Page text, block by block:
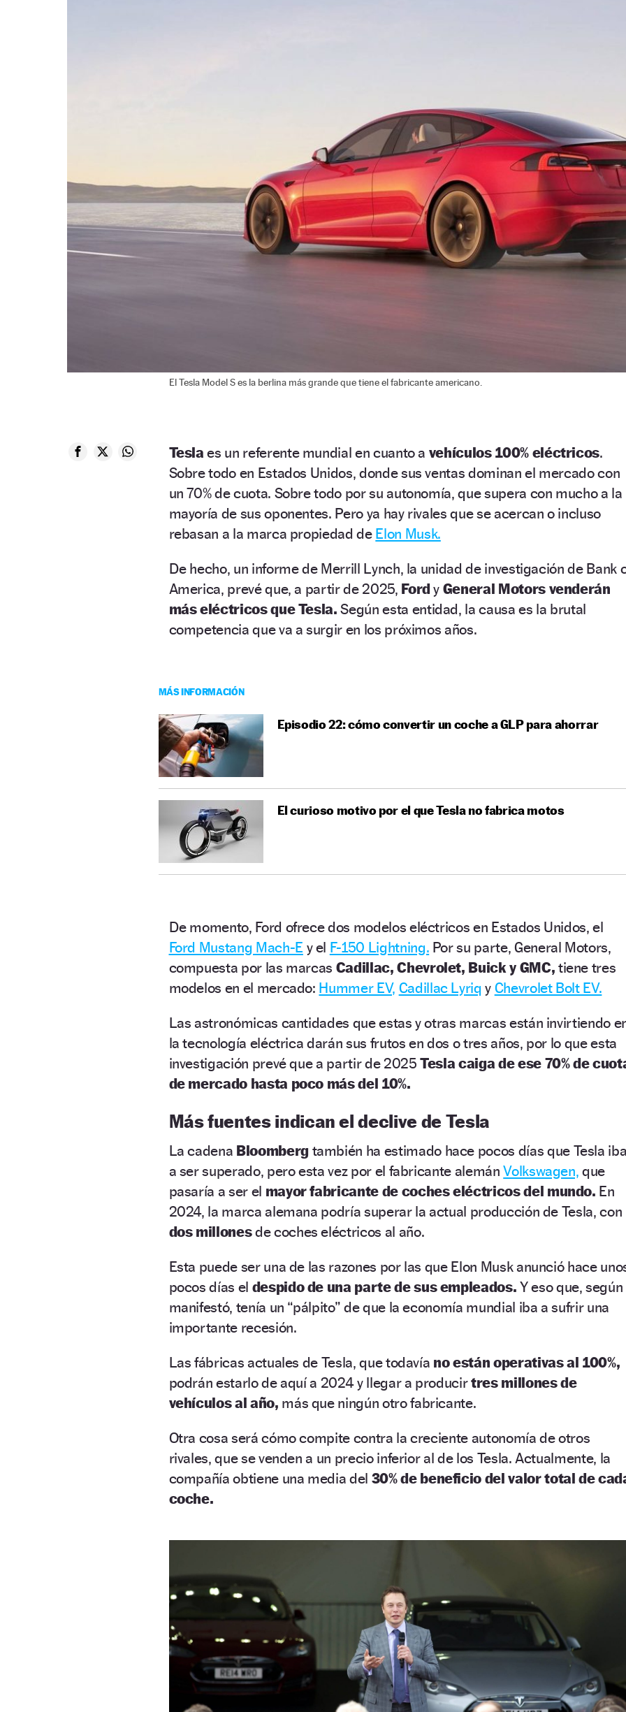
El Tesla Model S es la berlina más grande que tiene el fabricante americano.
Tesla es un referente mundial en cuanto a vehículos 100% eléctricos.
Sobre todo en Estados Unidos, donde sus ventas dominan el mercado con
un 70% de cuota. Sobre todo por su autonomía, que supera con mucho a la
mayoría de sus oponentes. Pero ya hay rivales que se acercan o incluso
rebasan a la marca propiedad de Elon Musk.
De hecho, un informe de Merrill Lynch, la unidad de investigación de Bank
America, prevé que, a partir de 2025, Fordy General Motors venderán
más eléctricos que Tesla.Según esta entidad, la causa es la brutal
competencia que va a surgir en los próximos años.
MÁS INFORMACIÓN
Episodio 22: cómo convertir un coche a GLP para ahorrar
El curioso motivo por el que Tesla no fabrica motos
De momento, Ford ofrece dos modelos eléctricos en Estados Unidos, el
Ford Mustang Mach-E y el F-150 Lightning. Por su parte, General Motors,
compuesta por las marcas Cadillac, Chevrolet, Buick y GMC, tiene tres
modelos en el mercado: Hummer EV, Cadillac Lyriq y Chevrolet Bolt EV.
Las astronómicas cantidades que estas y otras marcas están invirtiendo
la tecnología eléctrica darán sus frutos en dos o tres años, por lo que esta
investigación prevé quea partir de 2025 Tesla caiga de ese 70% de
de mercado hasta poco más del 10%.
Más fuentes indican el declive de Tesla
La cadena Bloombergtambién ha estimado hace pocos días que Tesla
a ser superado, pero esta vez por el fabricante alemánVolkswagen, que
pasaría a ser el mayor fabricante de coches eléctricos del mundo. En
2024, la marca alemana podría superar la actual producción de Tesla, con
dos millonesde coches eléctricos al año.
Esta puede ser una de las razones por las que Elon Musk anunció hace
pocos días el despido de una parte de sus empleados. Y eso que, según
manifestó, tenía un “pálpito” de que la economía mundial iba a sufrir una
importante recesión.
Las fábricas actuales de Tesla, que todavía no están operativas al 100%,
podrán estarlo de aquí a 2024 y llegar a producirtres millones de
vehículos al año, más que ningún otro fabricante.
Otra cosa será cómo compite contra la creciente autonomía de otros
rivales, que se venden a un precio inferior al de los Tesla. Actualmente, la
compañía obtiene una media del 30% de beneficio del valor total de
coche.